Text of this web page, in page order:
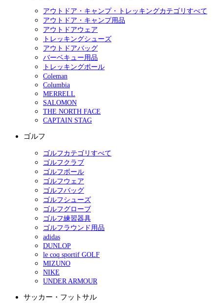
アウトドア・キャンプ・トレッキングカテゴリすべて
アウトドア・キャンプ用品
アウトドアウェア
トレッキングシューズ
アウトドアバッグ
バーベキュー用品
トレッキングポール
Coleman
Columbia
MERRELL
SALOMON
THE NORTH FACE
CAPTAIN STAG
ゴルフ
ゴルフカテゴリすべて
ゴルフクラブ
ゴルフボール
ゴルフウェア
ゴルフバッグ
ゴルフシューズ
ゴルフグローブ
ゴルフ練習器具
ゴルフラウンド用品
adidas
DUNLOP
le coq sportif GOLF
MIZUNO
NIKE
UNDER ARMOUR
サッカー・フットサル